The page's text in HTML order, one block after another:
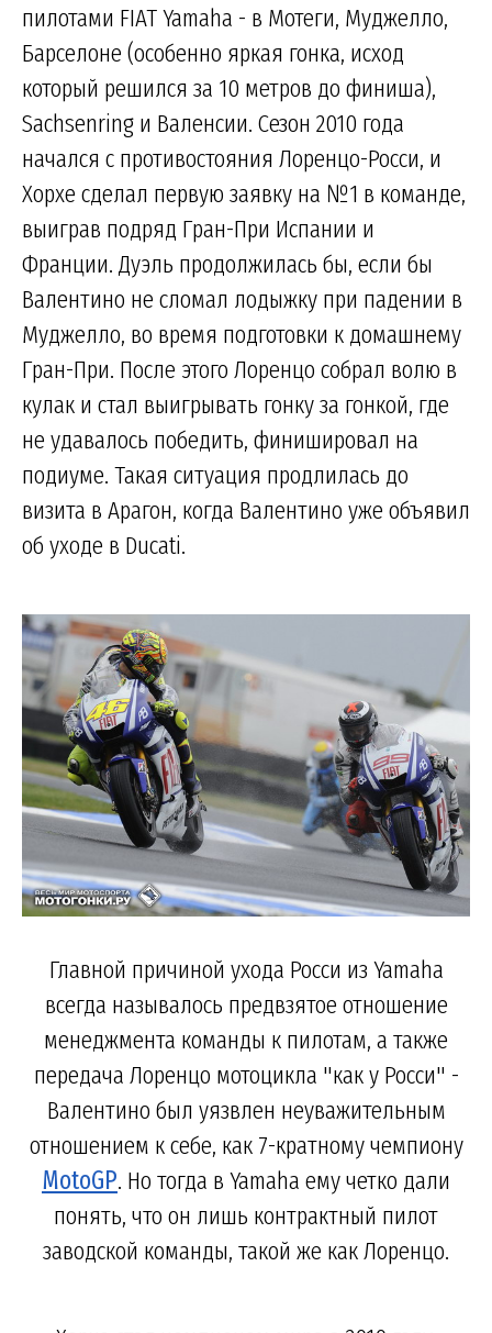
пилотами FIAT Yamaha - в Мотеги, Муджелло,
Барселоне (особенно яркая гонка, исход
который решился за 10 метров до финиша),
Sachsenring и Валенсии. Сезон 2010 года
начался с противостояния Лоренцо-Росси, и
Хорхе сделал первую заявку на №1 в команде,
выиграв подряд Гран-При Испании и
Франции. Дуэль продолжилась бы, если бы
Валентино не сломал лодыжку при падении в
Муджелло, во время подготовки к домашнему
Гран-При. После этого Лоренцо собрал волю в
кулак и стал выигрывать гонку за гонкой, где
не удавалось победить, финишировал на
подиуме. Такая ситуация продлилась до
визита в Арагон, когда Валентино уже объявил
об уходе в Ducati.
Главной причиной ухода Росси из Yamaha
всегда называлось предвзятое отношение
менеджмента команды к пилотам, а также
передача Лоренцо мотоцикла "как у Росси" -
Валентино был уязвлен неуважительным
отношением к себе, как 7-кратному чемпиону
MotoGP. Но тогда в Yamaha ему четко дали
понять, что он лишь контрактный пилот
заводской команды, такой же как Лоренцо.